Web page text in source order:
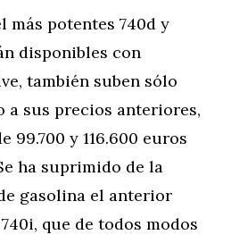
más potentes 740d y
disponibles con
también suben sólo
a sus precios anteriores,
99.700 y 116.600 euros
ha suprimido de la
gasolina el anterior
que de todos modos